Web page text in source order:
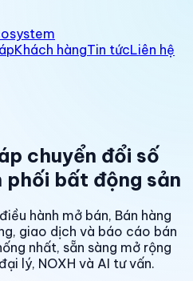
Khách hàngTin tứcLiên hệ
chuyển đổi số
phối bất động sản
hành mở bán, Bán hàng
giao dịch và báo cáo bán
nhất, sẵn sàng mở rộng
lý, NOXH và AI tư vấn.